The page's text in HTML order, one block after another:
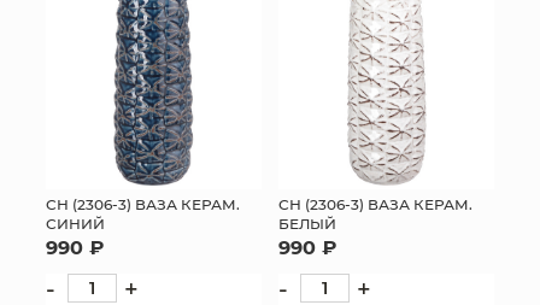
СН (2306-3) ВАЗА КЕРАМ.
СИНИЙ
990 ₽
- +
СН (2306-3) ВАЗА КЕРАМ.
БЕЛЫЙ
990 ₽
- +